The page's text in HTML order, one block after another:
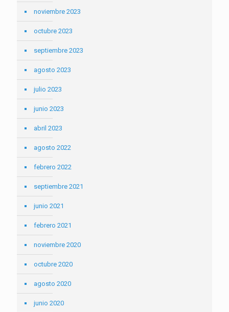
noviembre 2023
octubre 2023
septiembre 2023
agosto 2023
julio 2023
junio 2023
abril 2023
agosto 2022
febrero 2022
septiembre 2021
junio 2021
febrero 2021
noviembre 2020
octubre 2020
agosto 2020
junio 2020